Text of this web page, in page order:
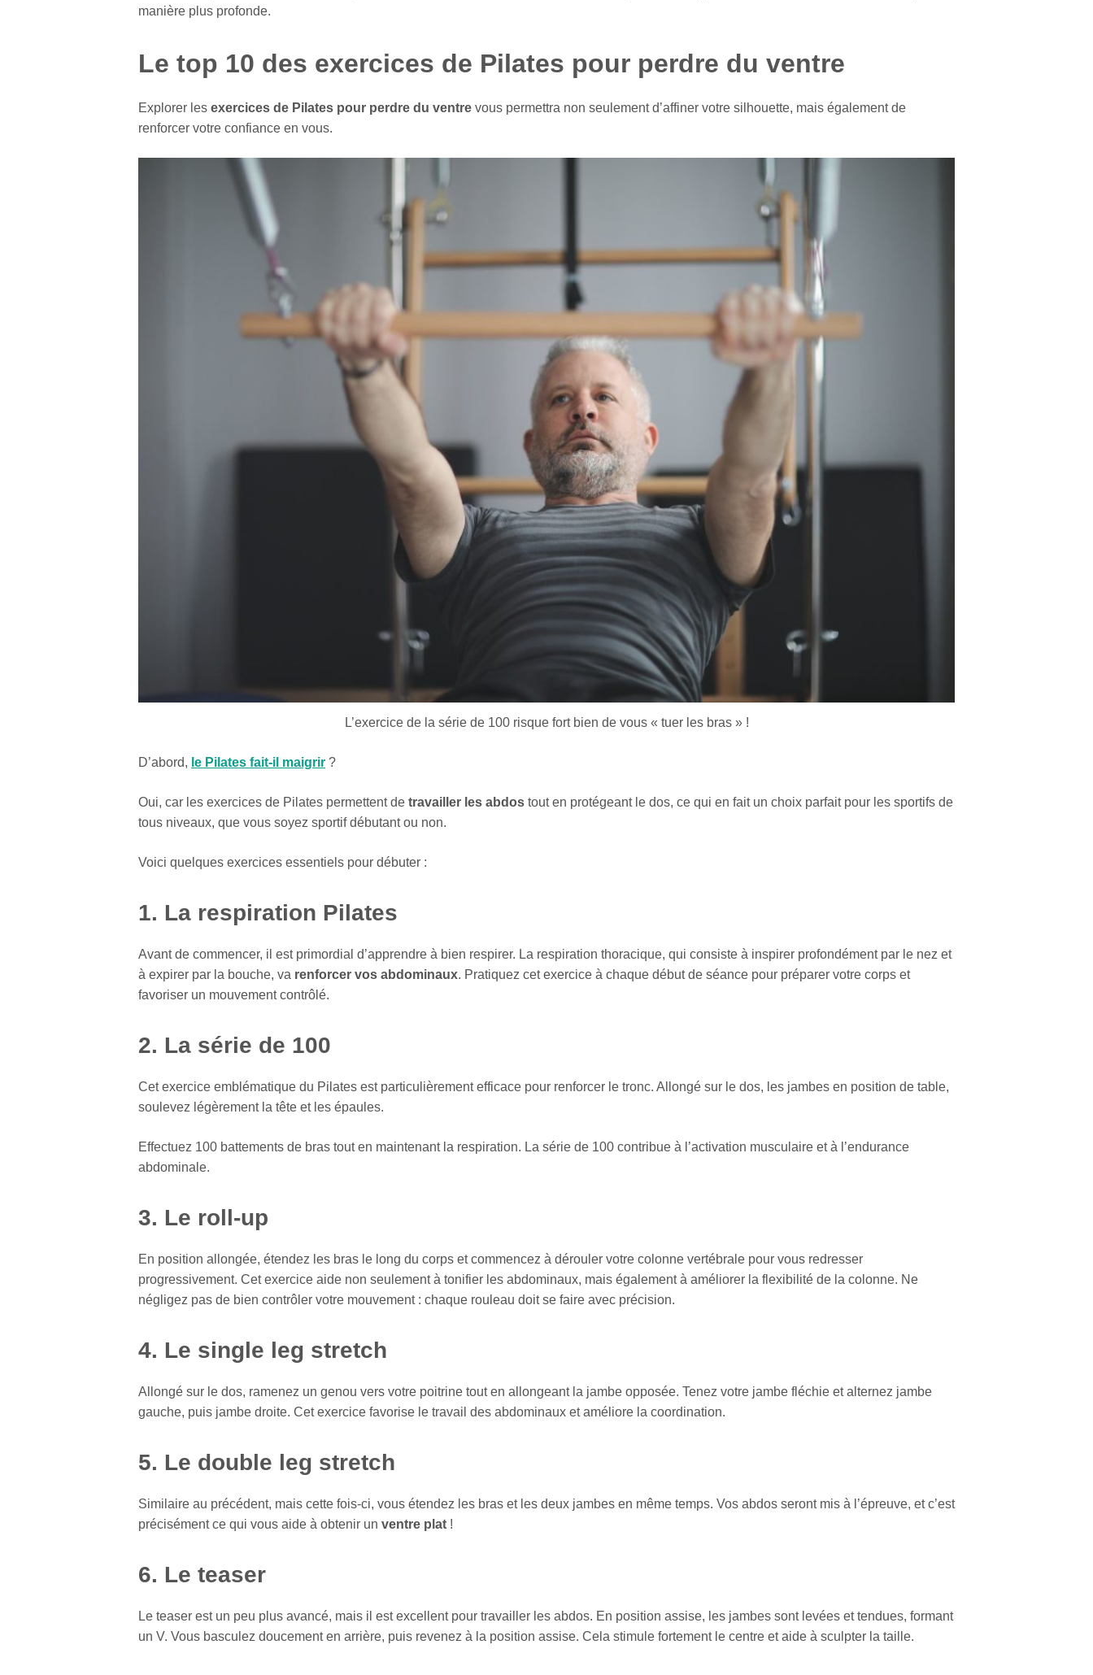
manière plus profonde.
Le top 10 des exercices de Pilates pour perdre du ventre
Explorer les exercices de Pilates pour perdre du ventre vous permettra non seulement d’affiner votre silhouette, mais également de
renforcer votre confiance en vous.
L’exercice de la série de 100 risque fort bien de vous « tuer les bras » !
D’abord, le Pilates fait-il maigrir ?
Oui, car les exercices de Pilates permettent de travailler les abdos tout en protégeant le dos, ce qui en fait un choix parfait pour les sportifs de
tous niveaux, que vous soyez sportif débutant ou non.
Voici quelques exercices essentiels pour débuter :
1. La respiration Pilates
Avant de commencer, il est primordial d’apprendre à bien respirer. La respiration thoracique, qui consiste à inspirer profondément par le nez et
à expirer par la bouche, va renforcer vos abdominaux. Pratiquez cet exercice à chaque début de séance pour préparer votre corps et
favoriser un mouvement contrôlé.
2. La série de 100
Cet exercice emblématique du Pilates est particulièrement efficace pour renforcer le tronc. Allongé sur le dos, les jambes en position de table,
soulevez légèrement la tête et les épaules.
Effectuez 100 battements de bras tout en maintenant la respiration. La série de 100 contribue à l’activation musculaire et à l’endurance
abdominale.
3. Le roll-up
En position allongée, étendez les bras le long du corps et commencez à dérouler votre colonne vertébrale pour vous redresser
progressivement. Cet exercice aide non seulement à tonifier les abdominaux, mais également à améliorer la flexibilité de la colonne. Ne
négligez pas de bien contrôler votre mouvement : chaque rouleau doit se faire avec précision.
4. Le single leg stretch
Allongé sur le dos, ramenez un genou vers votre poitrine tout en allongeant la jambe opposée. Tenez votre jambe fléchie et alternez jambe
gauche, puis jambe droite. Cet exercice favorise le travail des abdominaux et améliore la coordination.
5. Le double leg stretch
Similaire au précédent, mais cette fois-ci, vous étendez les bras et les deux jambes en même temps. Vos abdos seront mis à l’épreuve, et c’est
précisément ce qui vous aide à obtenir un ventre plat !
6. Le teaser
Le teaser est un peu plus avancé, mais il est excellent pour travailler les abdos. En position assise, les jambes sont levées et tendues, formant
un V. Vous basculez doucement en arrière, puis revenez à la position assise. Cela stimule fortement le centre et aide à sculpter la taille.